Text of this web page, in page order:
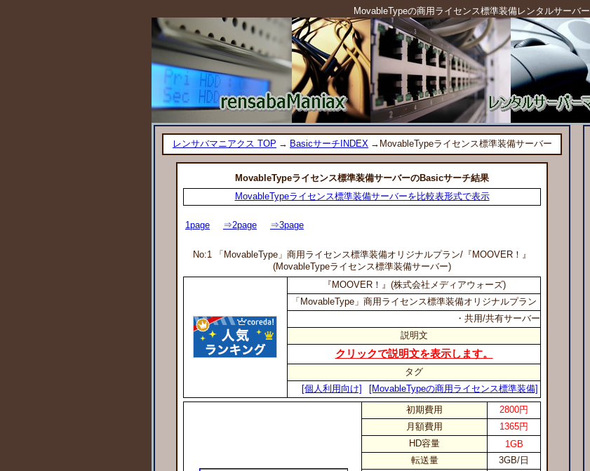
MovableTypeの商用ライセンス標準装備レンタルサーバー
レンサバマニアクス TOP → BasicサーチINDEX →MovableTypeライセンス標準装備サーバー
MovableTypeライセンス標準装備サーバーのBasicサーチ結果
MovableTypeライセンス標準装備サーバーを比較表形式で表示
1page ⇒2page ⇒3page
No:1 「MovableType」商用ライセンス標準装備オリジナルプラン/『MOOVER！』
(MovableTypeライセンス標準装備サーバー)
『MOOVER！』(株式会社メディアウォーズ)
「MovableType」商用ライセンス標準装備オリジナルプラン
・共用/共有サーバー
説明文
クリックで説明文を表示します。
タグ
[個人利用向け]
[MovableTypeの商用ライセンス標準装備]
初期費用
2800円
月額費用
1365円
HD容量
1GB
転送量
3GB/日